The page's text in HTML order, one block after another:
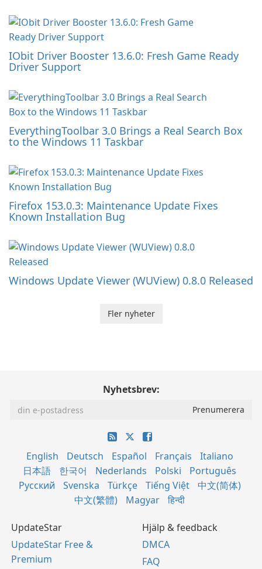
IObit Driver Booster 13.6.0: Fresh Game Ready
Driver Support
EverythingToolbar 3.0 Brings a Real Search Box
to the Windows 11 Taskbar
Firefox 153.0.3: Maintenance Update Fixes
Known Installation Bug
Windows Update Viewer (WUView) 0.8.0 Released
Fler nyheter
Nyhetsbrev:
English Deutsch Español Français
Italiano
日本語
한국어 Nederlands Polski
Português
Русский
Svenska Türkçe Tiếng Việt
中文(简体)
中文(繁體)
Magyar हिन्दी
UpdateStar
UpdateStar Free &
Premium
Hjälp & feedback
DMCA
FAQ